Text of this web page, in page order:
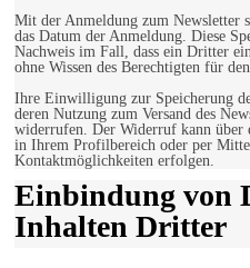
Mit der Anmeldung zum Newsletter
das Datum der Anmeldung. Diese
Nachweis im Fall, dass ein Dritter
ohne Wissen des Berechtigten für
Ihre Einwilligung zur Speicherung
deren Nutzung zum Versand des
widerrufen. Der Widerruf kann über
in Ihrem Profilbereich oder per
Kontaktmöglichkeiten erfolgen.
Einbindung von
Inhalten Dritter